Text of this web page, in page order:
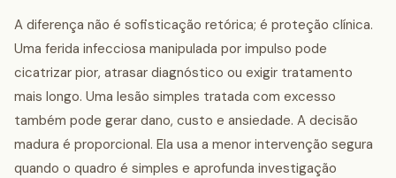
A diferença não é sofisticação retórica; é proteção clínica.
Uma ferida infecciosa manipulada por impulso pode
cicatrizar pior, atrasar diagnóstico ou exigir tratamento
mais longo. Uma lesão simples tratada com excesso
também pode gerar dano, custo e ansiedade. A decisão
madura é proporcional. Ela usa a menor intervenção segura
quando o quadro é simples e aprofunda investigação